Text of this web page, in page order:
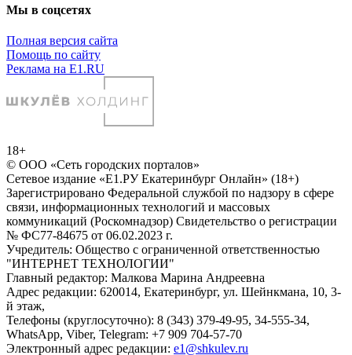
Мы в соцсетях
Полная версия сайта
Помощь по сайту
Реклама на E1.RU
18+
© ООО «Сеть городских порталов»
Сетевое издание «Е1.РУ Екатеринбург Онлайн» (18+)
Зарегистрировано Федеральной службой по надзору в сфере
связи, информационных технологий и массовых
коммуникаций (Роскомнадзор) Свидетельство о регистрации
№ ФС77-84675 от 06.02.2023 г.
Учредитель: Общество с ограниченной ответственностью
"ИНТЕРНЕТ ТЕХНОЛОГИИ"
Главный редактор: Малкова Марина Андреевна
Адрес редакции: 620014, Екатеринбург, ул. Шейнкмана, 10, 3-
й этаж,
Телефоны (круглосуточно): 8 (343) 379-49-95, 34-555-34,
WhatsApp, Viber, Telegram: +7 909 704-57-70
Электронный адрес редакции: e1@shkulev.ru